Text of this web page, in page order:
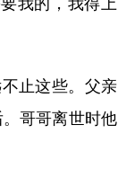
止这些。父亲
哥哥离世时他